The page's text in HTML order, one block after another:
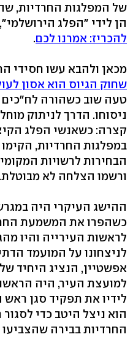
של המפלגות החרדיות,
הן לידי "הפלג הירושלמי",
להכריז: אמרנו לכם.
מכאן ולהבא עשו חסידי
שחוק הגיוס הוא אסון
טעה שוב כשהורה
ניסוחו. הדרך לניתוק
קצרה: כשאנשי הפלג
במפלגות החרדיות,
הבחירות לרשויות
ורשמו הצלחה לא מבוטלת.
ההישג העיקרי היה
כשהפרו את המשמעת
לראשות העירייה והיו
לניצחונו על המועמד
אפשטיין, הנציג היחיד
למועצת העיר, היה
לידיו את תפקיד סגן
הוא ניצל היטב כדי
החרדיות בבירה